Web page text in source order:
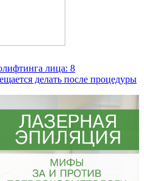
лица: 8
делать после процедуры